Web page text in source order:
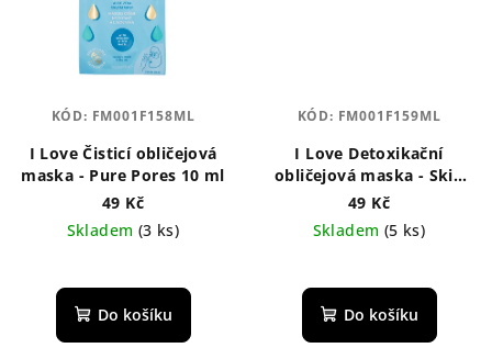
I Love Čisticí obličejová
maska - Pure Pores 10 ml
49 Kč
Skladem (3 ks)
hodnocení
produktu
Do košíku
KÓD: FM001F158ML
I Love Detoxikační
obličejová maska - Skin
Superstar 10 ml
49 Kč
Skladem (5 ks)
hodnocení
produktu
Do košíku
KÓD: FM001F159ML